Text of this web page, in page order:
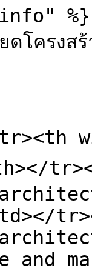
%}
ดโครง